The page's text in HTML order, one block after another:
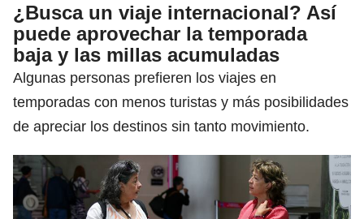
¿Busca un viaje internacional? Así
puede aprovechar la temporada
baja y las millas acumuladas
Algunas personas prefieren los viajes en
temporadas con menos turistas y más posibilidades
de apreciar los destinos sin tanto movimiento.